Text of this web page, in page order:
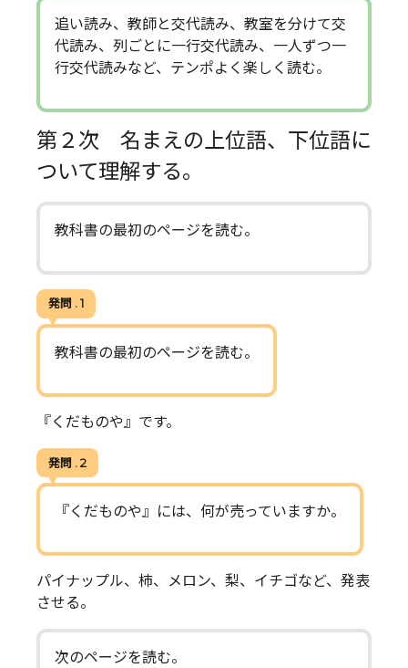
追い読み、教師と交代読み、教室を分けて交
代読み、列ごとに一行交代読み、一人ずつ一
行交代読みなど、テンポよく楽しく読む。
第２次 名まえの上位語、下位語に
ついて理解する。
教科書の最初のページを読む。
発問 . 1
教科書の最初のページを読む。
『くだものや』です。
発問 . 2
『くだものや』には、何が売っていますか。
パイナップル、柿、メロン、梨、イチゴなど、発表
させる。
次のページを読む。